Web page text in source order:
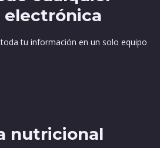
tu información en un solo equipo​
nutricional​